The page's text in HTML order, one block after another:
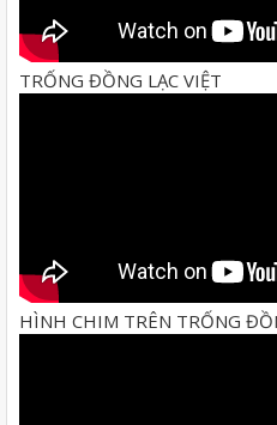
TRỐNG ĐỒNG LẠC VIỆT
HÌNH CHIM TRÊN TRỐNG